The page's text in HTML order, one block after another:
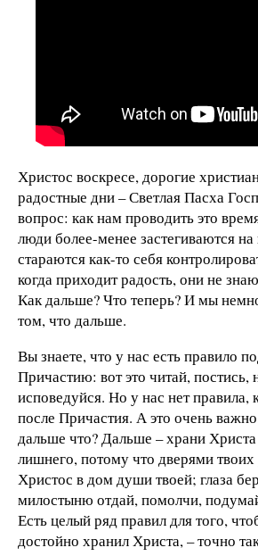
Христос воскресе, дорогие
радостные дни – Светлая Пасха
вопрос: как нам проводить это
люди более-менее застегиваются
стараются как-то себя
когда приходит радость, они не
Как дальше? Что теперь? И мы
том, что дальше.
Вы знаете, что у нас есть правило
Причастию: вот это читай,
исповедуйся. Но у нас нет правила,
после Причастия. А это очень
дальше что? Дальше – храни
лишнего, потому что дверями
Христос в дом души твоей; глаза
милостыню отдай, помолчи,
Есть целый ряд правил для того,
достойно хранил Христа, – точно